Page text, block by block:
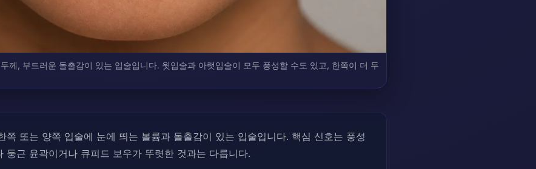
께, 부드러운 돌출감이 있는 입술입니다. 윗입술과 아랫입술이 모두 풍성할 수도 있고, 한쪽이 더 두
쪽 또는 양쪽 입술에 눈에 띄는 볼륨과 돌출감이 있는 입술입니다. 핵심 신호는 풍성
둥근 윤곽이거나 큐피드 보우가 뚜렷한 것과는 다릅니다.